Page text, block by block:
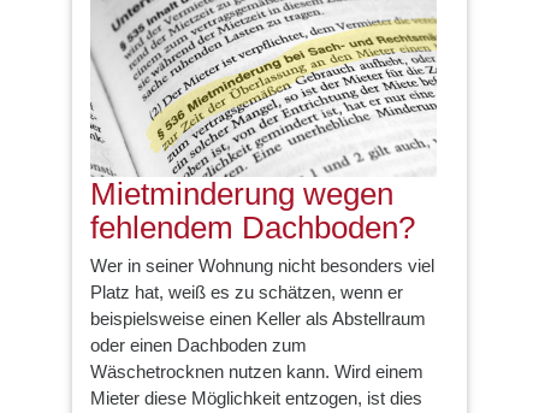
Mietminderung wegen
fehlendem Dachboden?
Wer in seiner Wohnung nicht besonders viel
Platz hat, weiß es zu schätzen, wenn er
beispielsweise einen Keller als Abstellraum
oder einen Dachboden zum
Wäschetrocknen nutzen kann. Wird einem
Mieter diese Möglichkeit entzogen, ist dies